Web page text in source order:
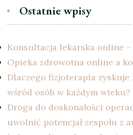
Ostatnie wpisy
Konsultacja lekarska online –
Opieka zdrowotna online a
Dlaczego fizjoterapia
wśród osób w każdym wieku?
Droga do doskonałości
uwolnić potencjał zespołu z